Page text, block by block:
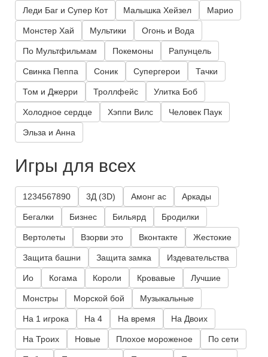
Леди Баг и Супер Кот Малышка Хейзел Марио
Монстер Хай Мультики Огонь и Вода
По Мультфильмам Покемоны Рапунцель
Свинка Пеппа Соник Супергерои Тачки
Том и Джерри Троллфейс Улитка Боб
Холодное сердце Хэппи Вилс Человек Паук
Эльза и Анна
Игры для всех
1234567890 3Д (3D) Амонг ас Аркады
Бегалки Бизнес Бильярд Бродилки
Вертолеты Взорви это Вконтакте Жестокие
Защита башни Защита замка Издевательства
Ио Когама Короли Кровавые Лучшие
Монстры Морской бой Музыкальные
На 1 игрока На 4 На время На Двоих
На Троих Новые Плохое мороженое По сети